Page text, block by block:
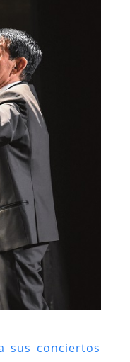
sus conciertos